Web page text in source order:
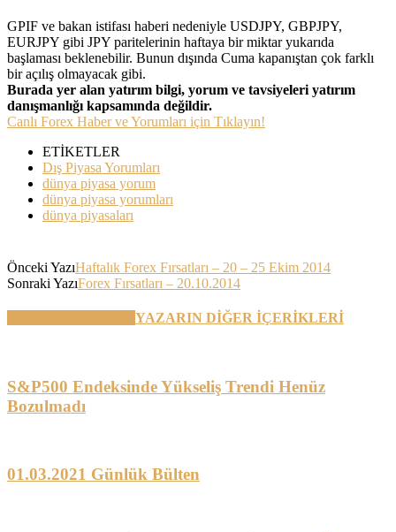
GPIF ve bakan istifası haberi nedeniyle USDJPY, GBPJPY,
EURJPY gibi JPY paritelerinin haftaya bir miktar yukarıda
başlaması beklenebilir. Bunun dışında Cuma kapanıştan çok farklı
bir açılış olmayacak gibi.
Burada yer alan yatırım bilgi, yorum ve tavsiyeleri yatırım
danışmanlığı kapsamında değildir.
Canlı Forex Haber ve Yorumları için Tıklayın!
ETİKETLER
Dış Piyasa Yorumları
dünya piyasa yorum
dünya piyasa yorumları
dünya piyasaları
Önceki YazıHaftalık Forex Fırsatları – 20 – 25 Ekim 2014
Sonraki YazıForex Fırsatları – 20.10.2014
YAZARIN DİĞER İÇERİKLERİ
S&P500 Endeksinde Yükseliş Trendi Henüz
Bozulmadı
01.03.2021 Günlük Bülten